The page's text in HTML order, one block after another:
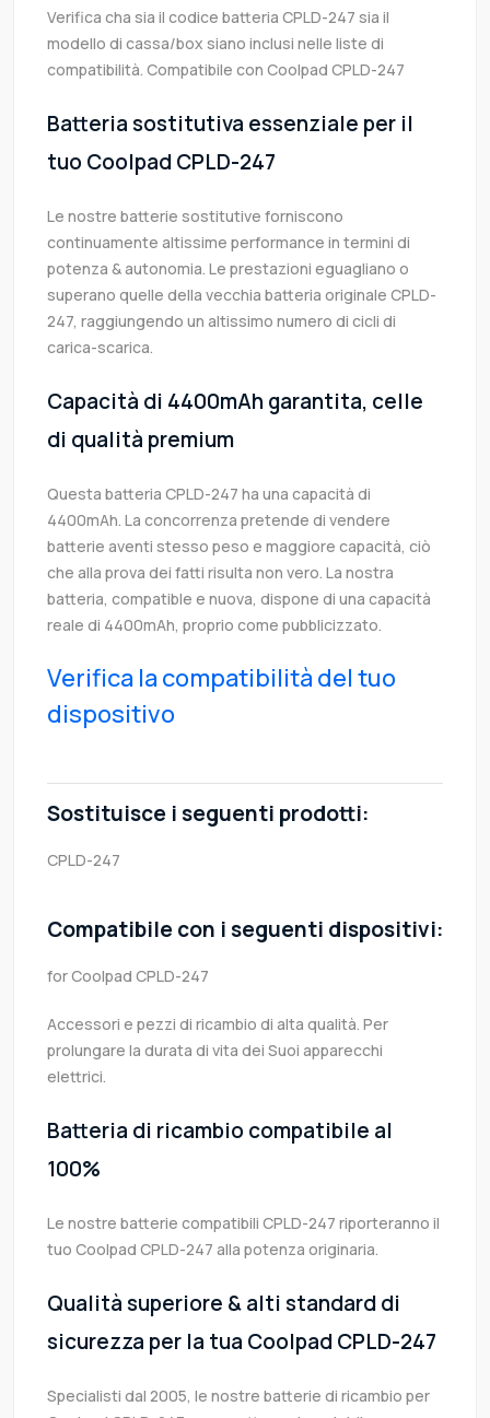
Verifica cha sia il codice batteria CPLD-247 sia il
modello di cassa/box siano inclusi nelle liste di
compatibilità. Compatibile con Coolpad CPLD-247
Batteria sostitutiva essenziale per il
tuo Coolpad CPLD-247
Le nostre batterie sostitutive forniscono
continuamente altissime performance in termini di
potenza & autonomia. Le prestazioni eguagliano o
superano quelle della vecchia batteria originale CPLD-
247, raggiungendo un altissimo numero di cicli di
carica-scarica.
Capacità di 4400mAh garantita, celle
di qualità premium
Questa batteria CPLD-247 ha una capacità di
4400mAh. La concorrenza pretende di vendere
batterie aventi stesso peso e maggiore capacità, ciò
che alla prova dei fatti risulta non vero. La nostra
batteria, compatible e nuova, dispone di una capacità
reale di 4400mAh, proprio come pubblicizzato.
Verifica la compatibilità del tuo
dispositivo
Sostituisce i seguenti prodotti:
CPLD-247
Compatibile con i seguenti dispositivi:
for Coolpad CPLD-247
Accessori e pezzi di ricambio di alta qualità. Per
prolungare la durata di vita dei Suoi apparecchi
elettrici.
Batteria di ricambio compatibile al
100%
Le nostre batterie compatibili CPLD-247 riporteranno il
tuo Coolpad CPLD-247 alla potenza originaria.
Qualità superiore & alti standard di
sicurezza per la tua Coolpad CPLD-247
Specialisti dal 2005, le nostre batterie di ricambio per